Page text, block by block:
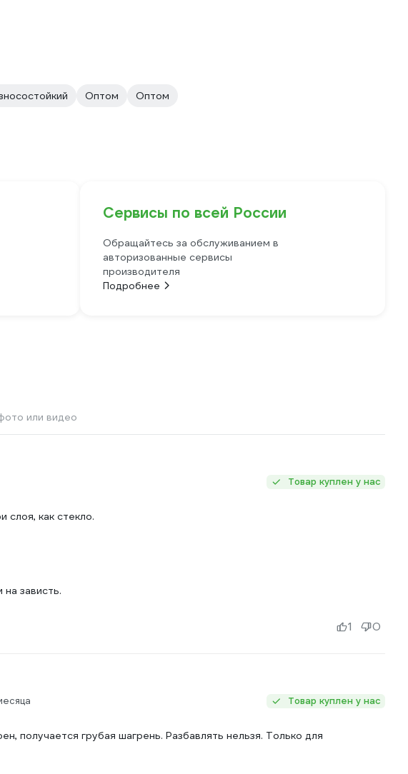
Оптом Оптом
Сервисы по всей России
Обращайтесь за обслуживанием в
авторизованные сервисы
производителя
Подробнее
или видео
Товар куплен у нас
слоя, как стекло.
зависть.
1 0
Товар куплен у нас
получается грубая шагрень. Разбавлять нельзя. Только для